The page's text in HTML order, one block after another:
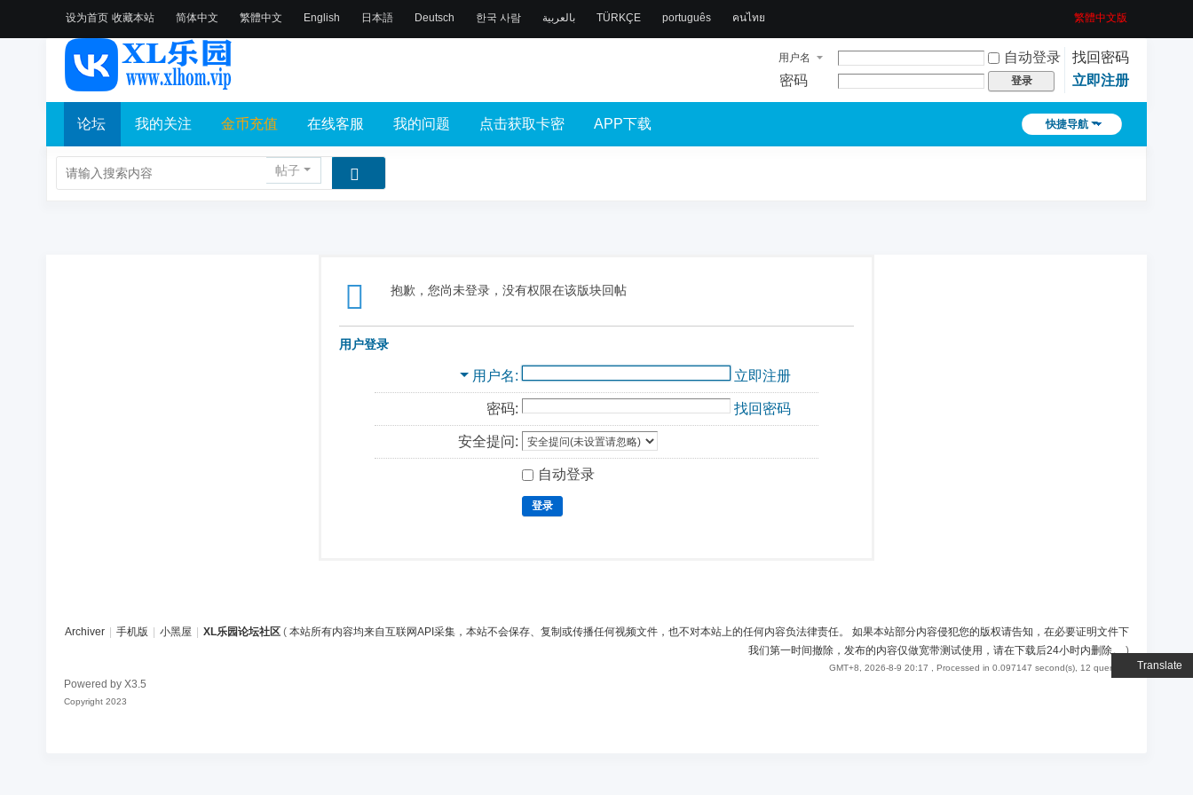
设为首页 收藏本站
Translate
简体中文 繁體中文 English 日本語 Deutsch 한국 사람 بالعربية TÜRKÇE português คนไทย 繁體中文版
用户名 自动登录
找回密码
密码
登录 立即注册
快捷导航
论坛 我的关注 金币充值 在线客服 我的问题 点击获取卡密 APP下载
帖子
抱歉，您尚未登录，没有权限在该版块回帖
用户登录
用户名 立即注册
密码: 找回密码
安全提问:
自动登录
登录
Archiver 手机版 小黑屋 XL乐园论坛社区 ( 本站所有内容均来自互联网API采集，本站不会保存、复制或传播任何视频文件，也不对本站上的任何内容负法律责任。 如果本站部分内容侵犯您的版权请告知，在必要证明文件下
我们第一时间撤除，发布的内容仅做宽带测试使用，请在下载后24小时内删除。)
GMT+8, 2026-8-9 20:17 , Processed in 0.097147 second(s), 12 queries .
Powered by X3.5
Copyright 2023